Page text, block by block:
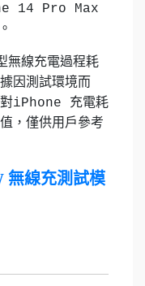
14 Pro Max
線充電過程耗
因測試環境而
對iPhone 充電耗
，僅供用戶參考
無線充測試模